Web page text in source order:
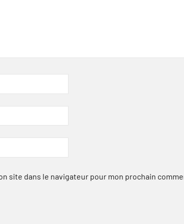
site dans le navigateur pour mon prochain